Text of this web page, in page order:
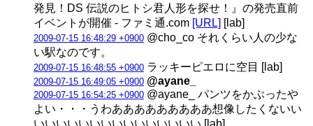
発見！DS 伝説のヒトシ君人形を探せ！』の発売直前
イベントが開催 - ファミ通.com [URL] [lab]
2009-07-15 16:48:29 +0900 @cho_co それくらい人の少な
い駅なのです。
2009-07-15 16:48:55 +0900 ラッキーピエロに空目 [lab]
2009-07-15 16:49:05 +0900 @ayane_
2009-07-15 16:54:25 +0900 @ayane_ パンツをかぶったや
よい・・・うわあああああああああ想像したくないい
いいいいいいいいいいいいいいい [lab]